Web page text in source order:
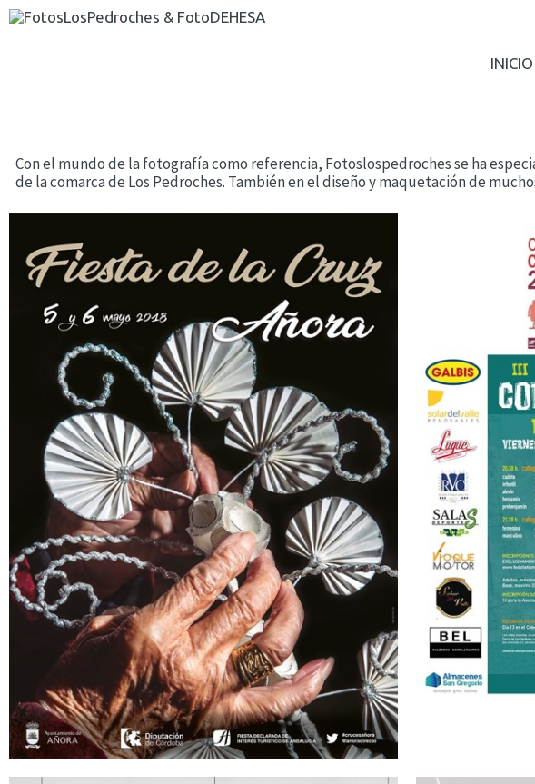
INICIO
Con el mundo de la fotografía como referencia, Fotoslospedroches se ha
de la comarca de Los Pedroches. También en el diseño y maquetación de